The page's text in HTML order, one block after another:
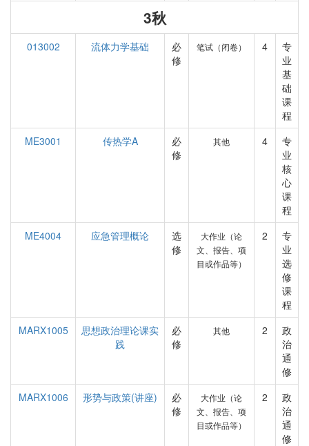
3秋
013002 流体力学基础
必
修
笔试（闭卷） 4
专
业
基
础
课
程
ME3001
传热学A
必
修
其他 4
专
业
核
心
课
程
ME4004
应急管理概论
选
修
大作业（论
文、报告、项
目或作品等）
2
专
业
选
修
课
程
MARX1005
思想政治理论课实
践
必
修
其他 2
政
治
通
修
MARX1006
形势与政策(讲座)
必
修
大作业（论
文、报告、项
目或作品等）
2
政
治
通
修